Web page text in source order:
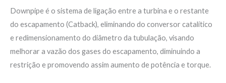
Downpipe é o sistema de ligação entre a turbina e o restante
do escapamento (Catback), eliminando do conversor catalítico
e redimensionamento do diâmetro da tubulação, visando
melhorar a vazão dos gases do escapamento, diminuindo a
restrição e promovendo assim aumento de potência e torque.